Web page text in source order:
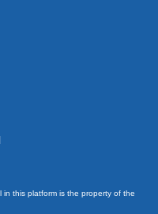
this platform is the property of the